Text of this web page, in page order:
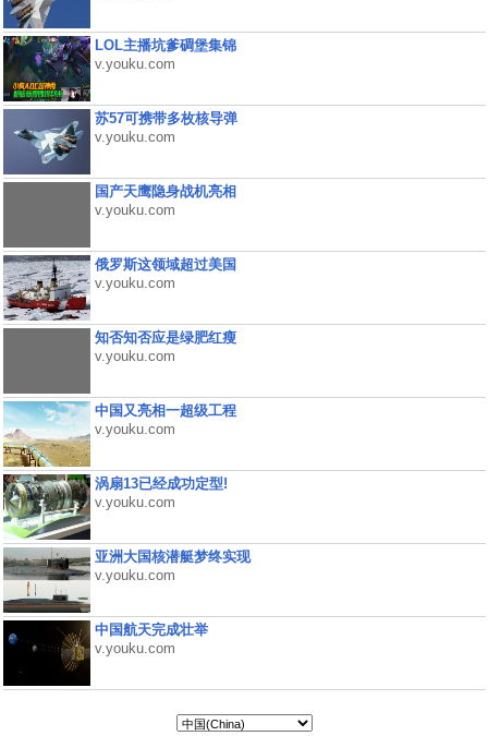
LOL主播坑爹碉堡集锦
v.youku.com
苏57可携带多枚核导弹
v.youku.com
国产天鹰隐身战机亮相
v.youku.com
俄罗斯这领域超过美国
v.youku.com
知否知否应是绿肥红瘦
v.youku.com
中国又亮相一超级工程
v.youku.com
涡扇13已经成功定型!
v.youku.com
亚洲大国核潜艇梦终实现
v.youku.com
中国航天完成壮举
v.youku.com